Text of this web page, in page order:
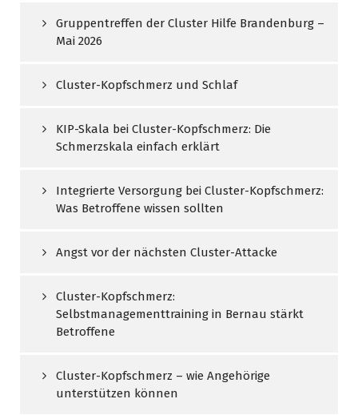
Gruppentreffen der Cluster Hilfe Brandenburg –
Mai 2026
Cluster-Kopfschmerz und Schlaf
KIP-Skala bei Cluster-Kopfschmerz: Die
Schmerzskala einfach erklärt
Integrierte Versorgung bei Cluster-Kopfschmerz:
Was Betroffene wissen sollten
Angst vor der nächsten Cluster-Attacke
Cluster-Kopfschmerz:
Selbstmanagementtraining in Bernau stärkt
Betroffene
Cluster-Kopfschmerz – wie Angehörige
unterstützen können